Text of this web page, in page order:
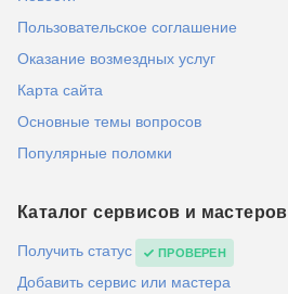
Пользовательское соглашение
Оказание возмездных услуг
Карта сайта
Основные темы вопросов
Популярные поломки
Каталог сервисов и мастеров
Получить статус ПРОВЕРЕН
Добавить сервис или мастера